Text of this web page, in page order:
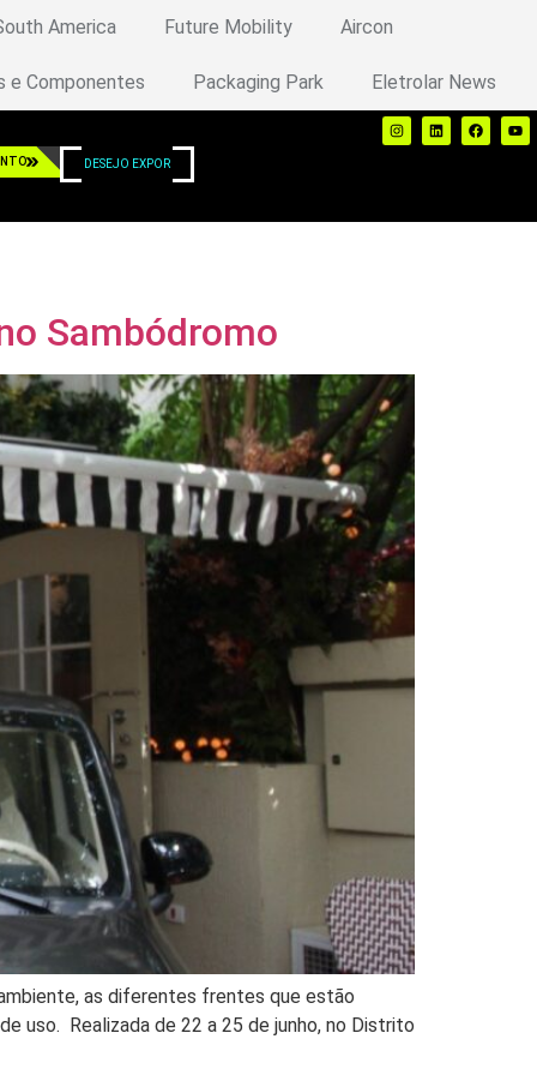
America Future Mobility Aircon
e Componentes Packaging Park Eletrolar News
DESEJO EXPOR
Sambódromo
as diferentes frentes que estão
uso. Realizada de 22 a 25 de junho, no Distrito